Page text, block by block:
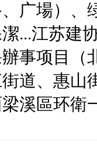
广場）、
...江苏建
事项目（
道、惠山
溪區环衛